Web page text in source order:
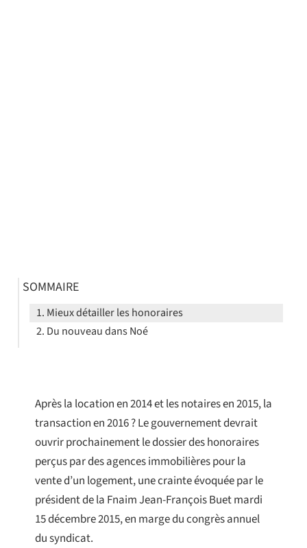
Après la location en 2014 et les notaires en 2015, la
transaction en 2016 ? Le gouvernement devrait
ouvrir prochainement le dossier des honoraires
perçus par des agences immobilières pour la
vente d’un logement, une crainte évoquée par le
président de la Fnaim Jean-François Buet mardi
15 décembre 2015, en marge du congrès annuel
du syndicat.
SOMMAIRE
Mieux détailler les honoraires
Du nouveau dans Noé